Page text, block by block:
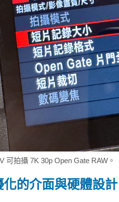
可拍攝 7K 30p Open Gate RAW。
的介面與硬體設計